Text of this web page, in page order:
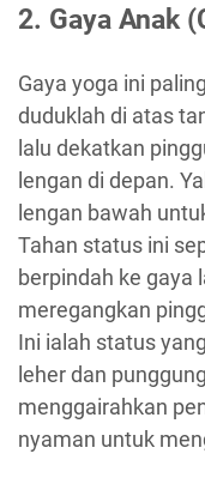
2. Gaya Anak
Gaya yoga ini
duduklah di atas
lalu dekatkan
lengan di depan.
lengan bawah
Tahan status ini
berpindah ke gaya
meregangkan
Ini ialah status
leher dan
menggairahkan
nyaman untuk